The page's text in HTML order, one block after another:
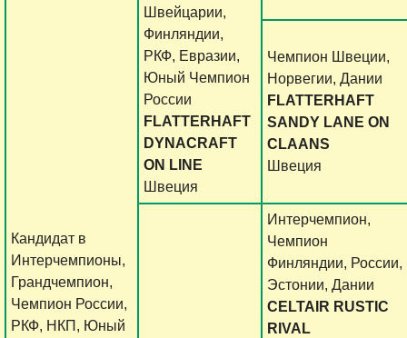
Кандидат в
Интерчемпионы,
Грандчемпион,
Чемпион России,
РКФ, НКП, Юный
Швейцарии,
Финляндии,
РКФ, Евразии,
Юный Чемпион
России
FLATTERHAFT
DYNACRAFT
ON LINE
Швеция
Чемпион Швеции,
Норвегии, Дании
FLATTERHAFT
SANDY LANE ON
CLAANS
Швеция
Интерчемпион,
Чемпион
Финляндии, России,
Эстонии, Дании
CELTAIR RUSTIC
RIVAL